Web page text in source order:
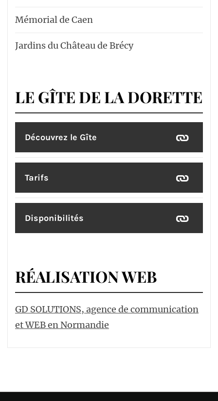
Mémorial de Caen
Jardins du Château de Brécy
LE GÎTE DE LA DORETTE
Découvrez le Gîte
Tarifs
Disponibilités
RÉALISATION WEB
GD SOLUTIONS, agence de communication
et WEB en Normandie